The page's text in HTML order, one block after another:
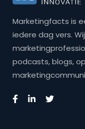
Marketingfacts is
iedere dag vers.
podcasts, blogs,